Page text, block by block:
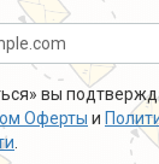
вы
Оферты и